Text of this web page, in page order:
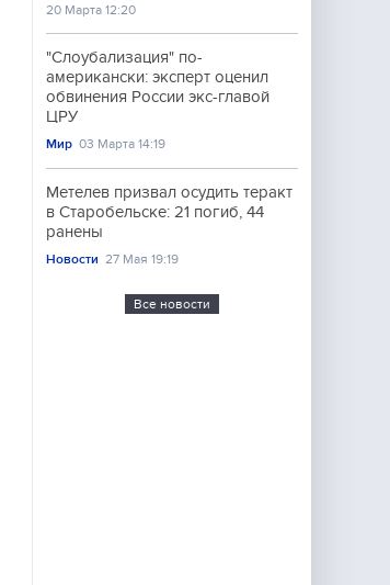
20 Марта 12:20
"Слоубализация" по-
американски: эксперт оценил
обвинения России экс-главой
ЦРУ
Мир 03 Марта 14:19
Метелев призвал осудить теракт
в Старобельске: 21 погиб, 44
ранены
Новости 27 Мая 19:19
Все новости